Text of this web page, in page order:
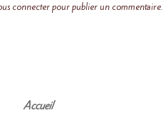
connecterpour publier un commentaire.
Accueil